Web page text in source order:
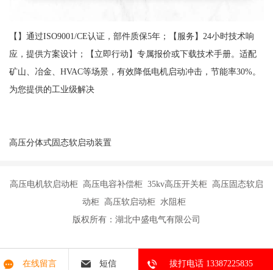
【】通过ISO9001/CE认证，部件质保5年；【服务】24小时技术响
应，提供方案设计；【立即行动】专属报价或下载技术手册。适配
矿山、冶金、HVAC等场景，有效降低电机启动冲击，节能率30%。
为您提供的工业级解决
高压分体式固态软启动装置
高压电机软启动柜 高压电容补偿柜 35kv高压开关柜 高压固态软启
动柜 高压软启动柜 水阻柜
版权所有：湖北中盛电气有限公司
在线留言 短信 拔打电话 13387225835